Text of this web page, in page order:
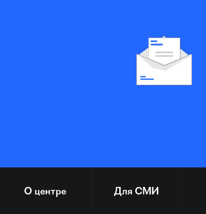
О центре Для СМИ